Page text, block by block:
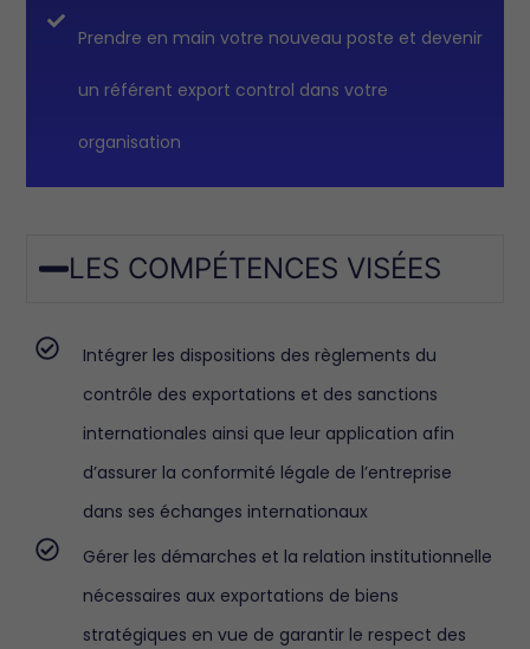
Prendre en main votre nouveau poste et devenir
un référent export control dans votre
organisation
LES COMPÉTENCES VISÉES
Intégrer les dispositions des règlements du
contrôle des exportations et des sanctions
internationales ainsi que leur application afin
d’assurer la conformité légale de l’entreprise
dans ses échanges internationaux
Gérer les démarches et la relation institutionnelle
nécessaires aux exportations de biens
stratégiques en vue de garantir le respect des